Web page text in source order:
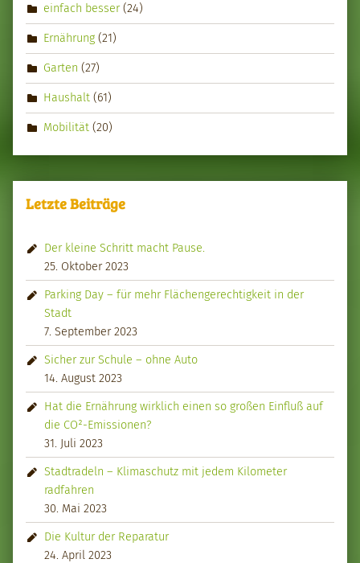
einfach besser(24)
Ernährung (21)
Garten (27)
Haushalt (61)
Mobilität (20)
Letzte Beiträge
Der kleine Schritt macht Pause.
25. Oktober 2023
Parking Day – für mehr Flächengerechtigkeit in der
Stadt
7. September 2023
Sicher zur Schule – ohne Auto
14. August 2023
Hat die Ernährung wirklich einen so großen Einfluß auf
die CO²-Emissionen?
31. Juli 2023
Stadtradeln – Klimaschutz mit jedem Kilometer
radfahren
30. Mai 2023
Die Kultur der Reparatur
24. April 2023